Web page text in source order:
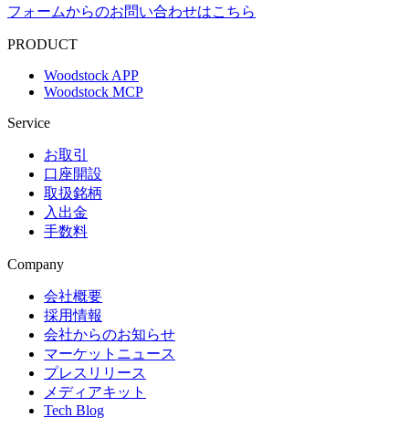
フォームからのお問い合わせはこちら
PRODUCT
Woodstock APP
Woodstock MCP
Service
お取引
口座開設
取扱銘柄
入出金
手数料
Company
会社概要
採用情報
会社からのお知らせ
マーケットニュース
プレスリリース
メディアキット
Tech Blog